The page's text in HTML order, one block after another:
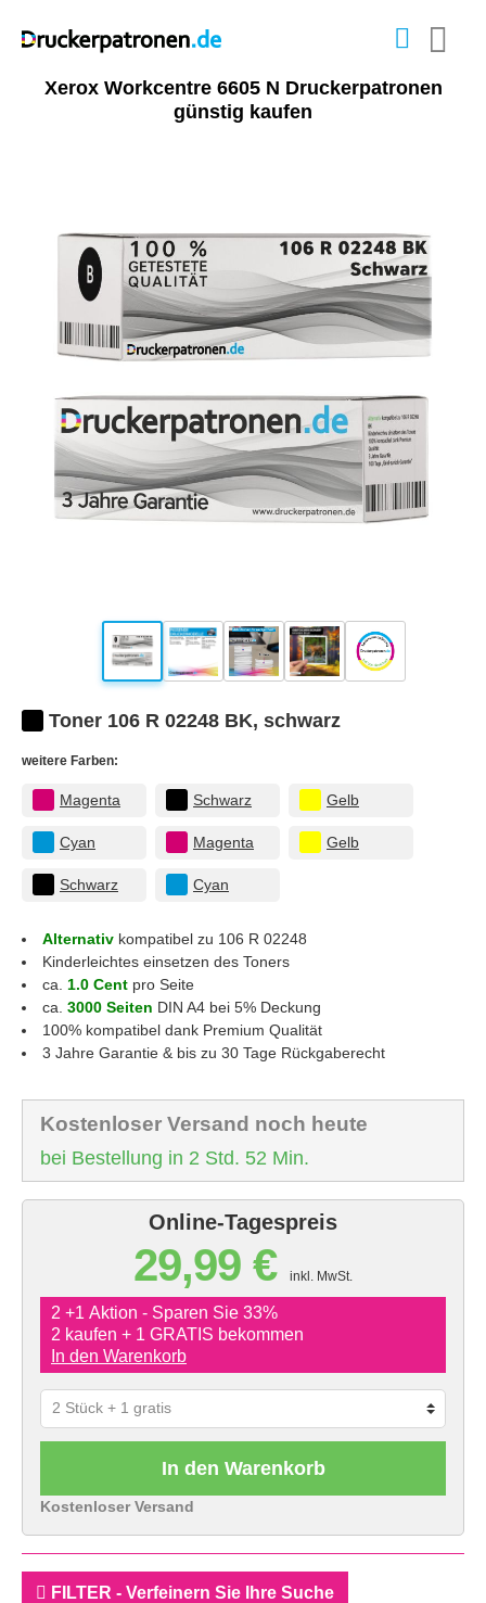
Xerox Workcentre 6605 N Druckerpatronen
günstig kaufen
Toner 106 R 02248 BK, schwarz
weitere Farben:
Magenta Schwarz Gelb
Cyan Magenta Gelb
Schwarz Cyan
Alternativ kompatibel zu 106 R 02248
Kinderleichtes einsetzen des Toners
ca. 1.0 Cent pro Seite
ca. 3000 Seiten DIN A4 bei 5% Deckung
100% kompatibel dank Premium Qualität
3 Jahre Garantie & bis zu 30 Tage Rückgaberecht
Kostenloser Versand noch heute
bei Bestellung in 2 Std. 52 Min.
Online-Tagespreis
29,99 € inkl. MwSt.
2 +1 Aktion - Sparen Sie 33%
2 kaufen + 1 GRATIS bekommen
In den Warenkorb
In den Warenkorb
Kostenloser Versand
FILTER - Verfeinern Sie Ihre Suche